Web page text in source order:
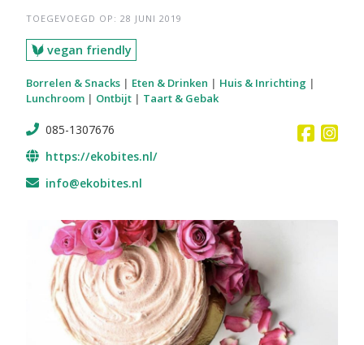
TOEGEVOEGD OP: 28 JUNI 2019
vegan friendly
Borrelen & Snacks | Eten & Drinken | Huis & Inrichting |
Lunchroom | Ontbijt | Taart & Gebak
085-1307676
https://ekobites.nl/
info@ekobites.nl